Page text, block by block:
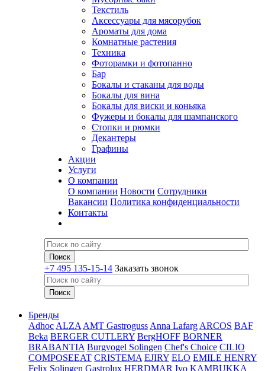
Текстиль
Аксессуары для мясорубок
Ароматы для дома
Комнатные растения
Техника
Фоторамки и фотопанно
Бар
Бокалы и стаканы для воды
Бокалы для вина
Бокалы для виски и коньяка
Фужеры и бокалы для шампанского
Стопки и рюмки
Декантеры
Графины
Акции
Услуги
О компании
О компании Новости Сотрудники
Вакансии Политика конфиденциальности
Контакты
+7 495 135-15-14 Заказать звонок
Бренды
Adhoc ALZA AMT Gastroguss Anna Lafarg ARCOS BAF
Beka BERGER CUTLERY BergHOFF BORNER
BRABANTIA Burgvogel Solingen Chef's Choice CILIO
COMPOSEEAT CRISTEMA EJIRY ELO EMILE HENRY
Felix Solingen Gastrolux HERDMAR Ivo KAMBUKKA